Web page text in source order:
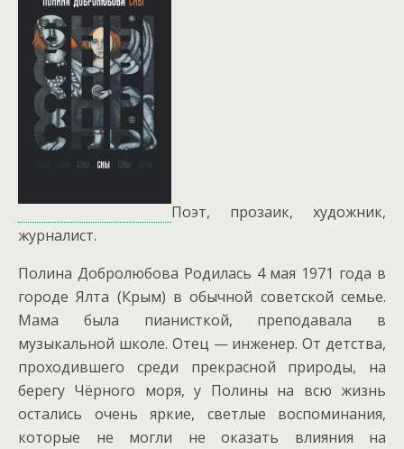
Поэт, прозаик, художник,
журналист.
Полина Добролюбова Родилась 4 мая 1971 года в
городе Ялта (Крым) в обычной советской семье.
Мама была пианисткой, преподавала в
музыкальной школе. Отец — инженер. От детства,
проходившего среди прекрасной природы, на
берегу Чёрного моря, у Полины на всю жизнь
остались очень яркие, светлые воспоминания,
которые не могли не оказать влияния на